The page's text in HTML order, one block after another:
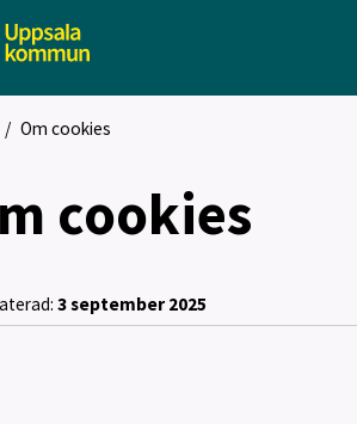
/ Om cookies
cookies
3 september 2025